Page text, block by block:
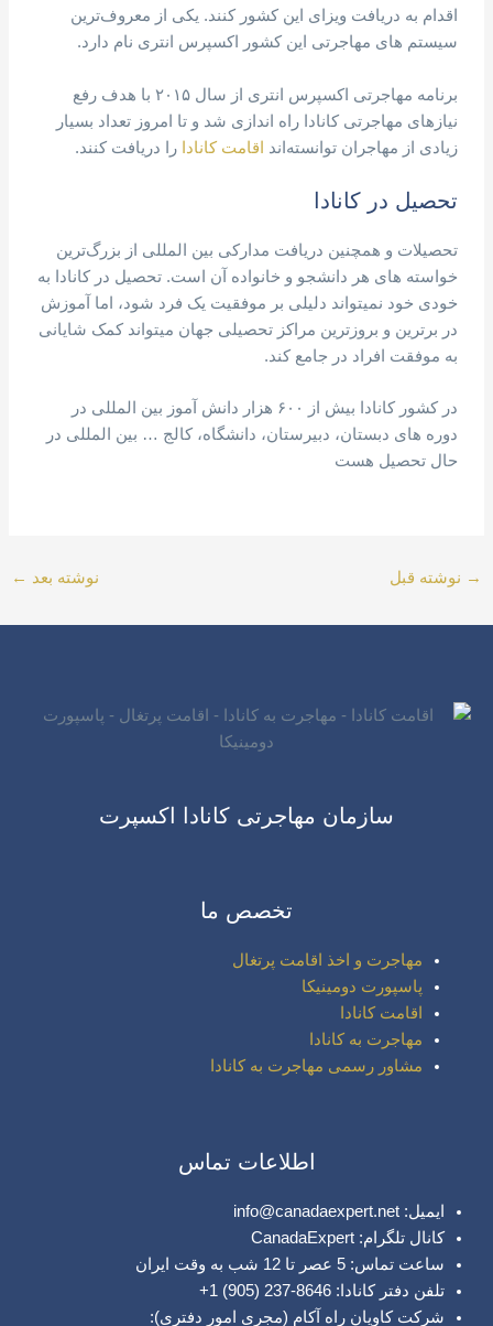
اقدام به دریافت ویزای این کشور کنند. یکی از معروف‌ترین
سیستم های مهاجرتی این کشور اکسپرس انتری نام دارد.
برنامه مهاجرتی اکسپرس انتری از سال ۲۰۱۵ با هدف رفع
نیازهای مهاجرتی کانادا راه اندازی شد و تا امروز تعداد بسیار
زیادی از مهاجران توانسته‌اند
اقامت کانادارا دریافت کنند.
تحصیل در کانادا
تحصیلات و همچنین دریافت مدارکی بین المللی از بزرگ‌ترین
خواسته های هر دانشجو و خانواده آن است. تحصیل در کانادا به
خودی خود نمیتواند دلیلی بر موفقیت یک فرد شود، اما آموزش
در برترین و بروزترین مراکز تحصیلی جهان میتواند کمک شایانی
به موفقت افراد در جامع کند.
در کشور کانادا بیش از ۶۰۰ هزار دانش آموز بین المللی در
دوره های دبستان، دبیرستان، دانشگاه، کالج … بین المللی در
حال تحصیل هست
→ نوشته قبل نوشته بعد ←
سازمان مهاجرتی کانادا اکسپرت
تخصص ما
مهاجرت و اخذ اقامت پرتغال
پاسپورت دومینیکا
اقامت کانادا
مهاجرت به کانادا
مشاور رسمی مهاجرت به کانادا
اطلاعات تماس
ایمیل: info@canadaexpert.net
کانال تلگرام: CanadaExpert
ساعت تماس: 5 عصر تا 12 شب به وقت ایران
تلفن دفتر کانادا: 8646-237 (905) 1+
شرکت کاویان راه آکام (مجری امور دفتری):